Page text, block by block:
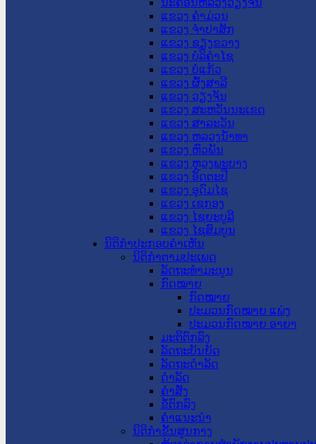
ນະ​ຄອນ​ຫລວງວຽງຈັນ
ແຂວງ ຄໍາມ່ວນ
ແຂວງ ຈໍາປາສັກ
ແຂວງ ຊຽງຂວາງ
ແຂວງ ບໍລິຄໍາໄຊ
ແຂວງ ບໍ່ແກ້ວ
ແຂວງ ຜົ້ງສາລີ
ແຂວງ ວຽງຈັນ
ແຂວງ ສະຫວັນນະເຂດ
ແຂວງ ສາລະວັນ
ແຂວງ ຫລວງນໍ້າທາ
ແຂວງ ຫົວພັນ
ແຂວງ ຫຼວງພະບາງ
ແຂວງ ອັດຕະປື
ແຂວງ ອຸດົມໄຊ
ແຂວງ ເຊກອງ
ແຂວງ ໄຊຍະບູລີ
ແຂວງ ໄຊສົມບູນ
ນິຕິກໍາປະກອບຄໍາເຫັນ
ນິຕິກໍາຕາມປະເພດ
ລັດຖະທໍາມະນູນ
ກົດໝາຍ
ກົດໝາຍ
ປະມວນກົດໝາຍ ແພ່ງ
ປະມວນກົດໝາຍ ອາຍາ
ມະຕິຕົກລົງ
ລັດຖະບັນຍັດ
ລັດຖະດໍາລັດ
ດໍາລັດ
ຄໍາສັ່ງ
ຂໍ້ຕົກລົງ
ຄໍາແນະນໍາ
ນິຕິກຳຂັ້ນສູນກາງ